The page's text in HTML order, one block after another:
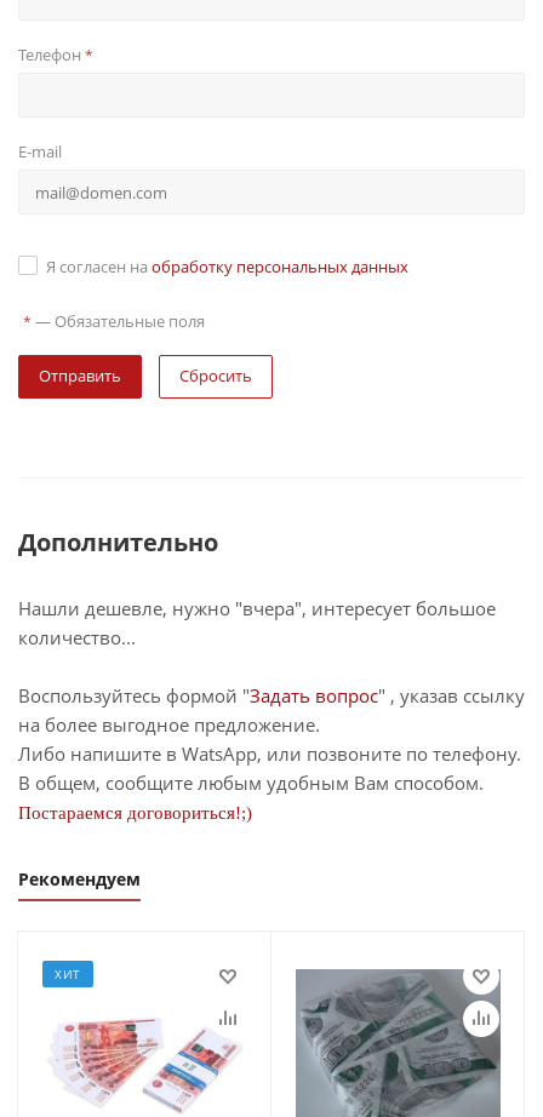
Телефон *
E-mail
Я согласен на обработку персональных данных
* — Обязательные поля
Сбросить
Дополнительно
Нашли дешевле, нужно "вчера", интересует большое
количество...
Воспользуйтесь формой "Задать вопрос" , указав ссылку
на более выгодное предложение.
Либо напишите в WatsApp, или позвоните по телефону.
В общем, сообщите любым удобным Вам способом.
Постараемся договориться!;)
Рекомендуем
ХИТ